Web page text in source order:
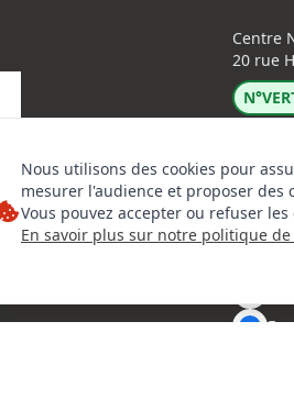
Nous utilisons des cookies pour
mesurer l'audience et proposer des
Vous pouvez accepter ou refuser
En savoir plus sur notre politique
Centre
20 rue